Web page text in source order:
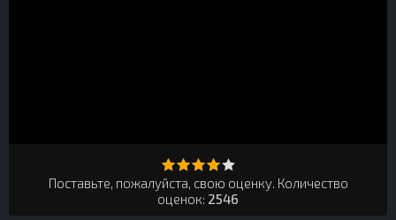
Поставьте, пожалуйста, свою оценку. Количество
оценок: 2546